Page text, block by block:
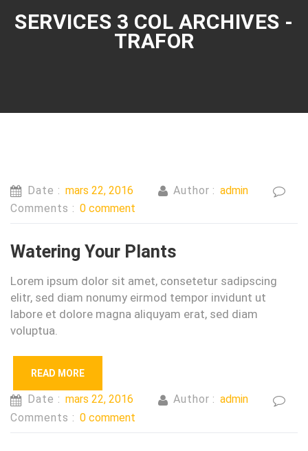
SERVICES 3 COL ARCHIVES -
TRAFOR
Date : mars 22, 2016 Author : admin
Comments : 0 comment
Watering Your Plants
Lorem ipsum dolor sit amet, consetetur sadipscing
elitr, sed diam nonumy eirmod tempor invidunt ut
labore et dolore magna aliquyam erat, sed diam
voluptua.
READ MORE
Date : mars 22, 2016 Author : admin
Comments : 0 comment